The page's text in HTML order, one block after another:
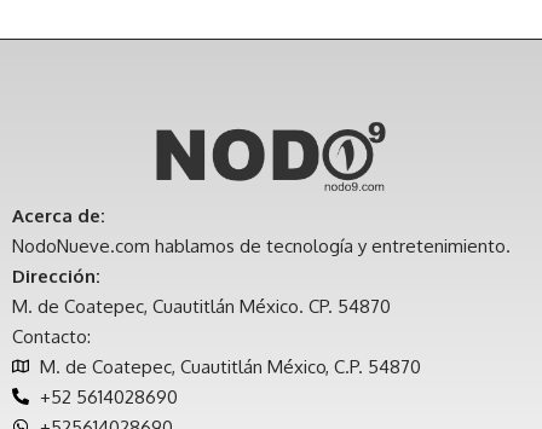
Acerca de:
NodoNueve.com hablamos de tecnología y entretenimiento.
Dirección:
M. de Coatepec, Cuautitlán México. CP. 54870
Contacto:
M. de Coatepec, Cuautitlán México, C.P. 54870
+52 5614028690